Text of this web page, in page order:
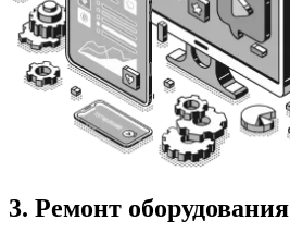
3. Ремонт оборудования